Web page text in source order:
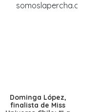
Dominga López,
finalista de Miss